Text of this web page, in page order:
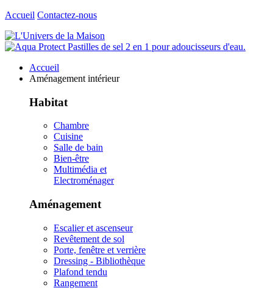
Accueil Contactez-nous
Accueil
Aménagement intérieur
Habitat
Chambre
Cuisine
Salle de bain
Bien-être
Multimédia et
Electroménager
Aménagement
Escalier et ascenseur
Revêtement de sol
Porte, fenêtre et verrière
Dressing - Bibliothèque
Plafond tendu
Rangement